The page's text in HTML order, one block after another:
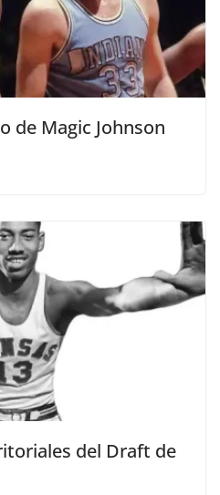
de Magic Johnson
del Draft de